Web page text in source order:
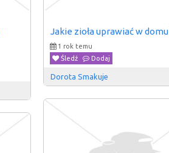
Jakie zioła uprawiać w domu
1 rok temu
Śledź
Dodaj
Dorota Smakuje